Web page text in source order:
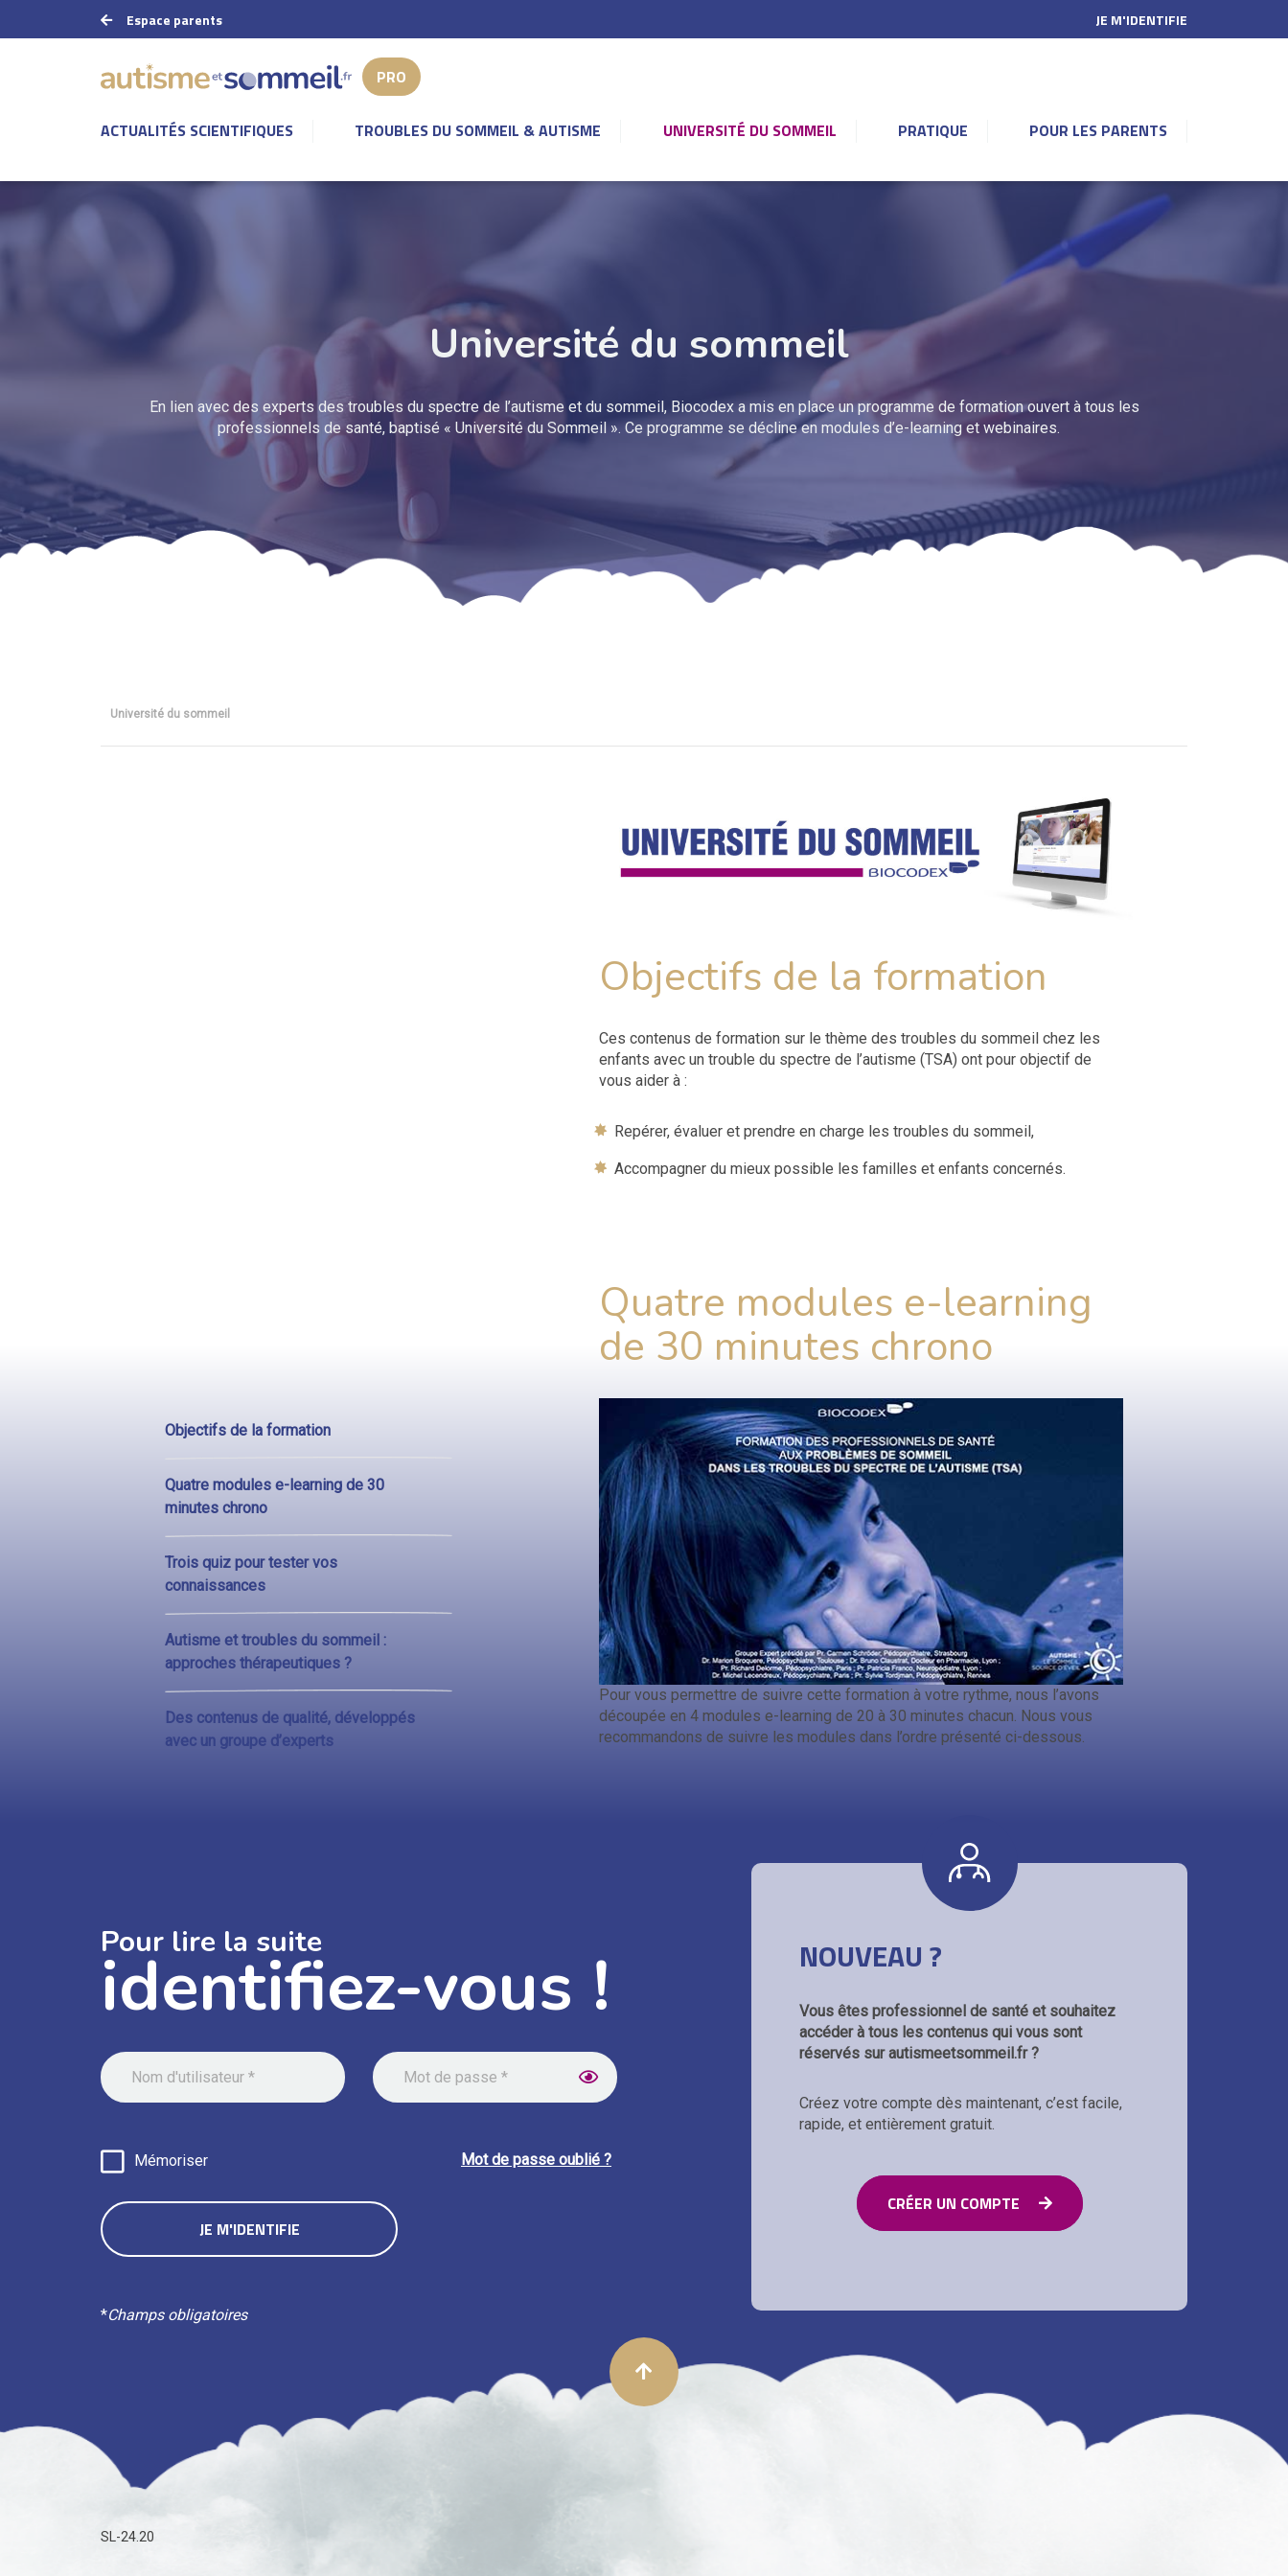
Espace parents JE M'IDENTIFIE
ACTUALITÉS SCIENTIFIQUES TROUBLES DU SOMMEIL & AUTISME UNIVERSITÉ DU SOMMEIL PRATIQUE POUR LES PARENTS
Université du sommeil
En lien avec des experts des troubles du spectre de l’autisme et du sommeil, Biocodex a mis en place un programme de formation ouvert à tous les
professionnels de santé, baptisé « Université du Sommeil ». Ce programme se décline en modules d’e-learning et webinaires.
Université du sommeil
Objectifs de la formation
Quatre modules e-learning de 30
minutes chrono
Trois quiz pour tester vos
connaissances
Autisme et troubles du sommeil :
approches thérapeutiques ?
Des contenus de qualité, développés
avec un groupe d’experts
Objectifs de la formation
Ces contenus de formation sur le thème des troubles du sommeil chez les
enfants avec un trouble du spectre de l’autisme (TSA) ont pour objectif de
vous aider à :
Repérer, évaluer et prendre en charge les troubles du sommeil,
Accompagner du mieux possible les familles et enfants concernés.
Quatre modules e-learning
de 30 minutes chrono
Pour vous permettre de suivre cette formation à votre rythme, nous l’avons
découpée en 4 modules e-learning de 20 à 30 minutes chacun. Nous vous
recommandons de suivre les modules dans l’ordre présenté ci-dessous.
Pour lire la suite
identifiez-vous !
Mémoriser Mot de passe oublié ?
*Champs obligatoires
NOUVEAU ?
Vous êtes professionnel de santé et souhaitez
accéder à tous les contenus qui vous sont
réservés sur autismeetsommeil.fr ?
Créez votre compte dès maintenant, c’est facile,
rapide, et entièrement gratuit.
CRÉER UN COMPTE
SL-24.20